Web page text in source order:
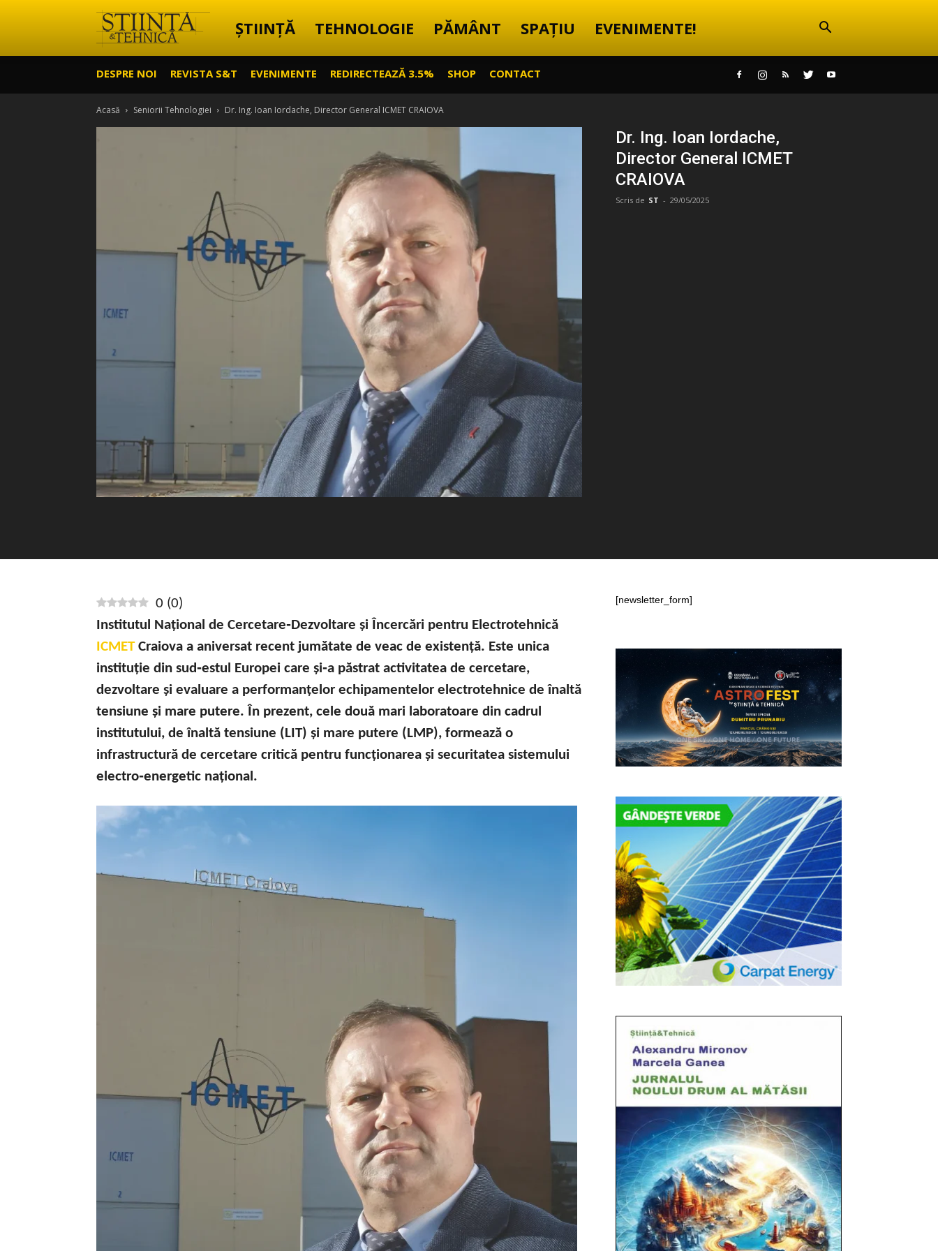
Știință
ȘTIINȚĂ TEHNOLOGIE PĂMÂNT SPAȚIU EVENIMENTE!
DESPRE NOI REVISTA S&T EVENIMENTE REDIRECTEAZĂ 3.5% SHOP CONTACT
Acasă Seniorii Tehnologiei Dr. Ing. Ioan Iordache, Director General ICMET CRAIOVA
Dr. Ing. Ioan Iordache,
Director General ICMET
CRAIOVA
Scris de ST - 29/05/2025
0 (0)
Institutul Național de Cercetare‑Dezvoltare și Încercări pentru Electrotehnică
ICMETCraiova a aniversat recent jumătate de veac de existență. Este unica
instituție din sud‑estul Europei care și‑a păstrat activitatea de cercetare,
dezvoltare și evaluare a performanțelor echipamentelor electrotehnice de înaltă
tensiune și mare putere. În prezent, cele două mari laboratoare din cadrul
institutului, de înaltă tensiune (LIT) și mare putere (LMP), formează o
infrastructură de cercetare critică pentru funcționarea și securitatea sistemului
electro‑energetic național.
[newsletter_form]